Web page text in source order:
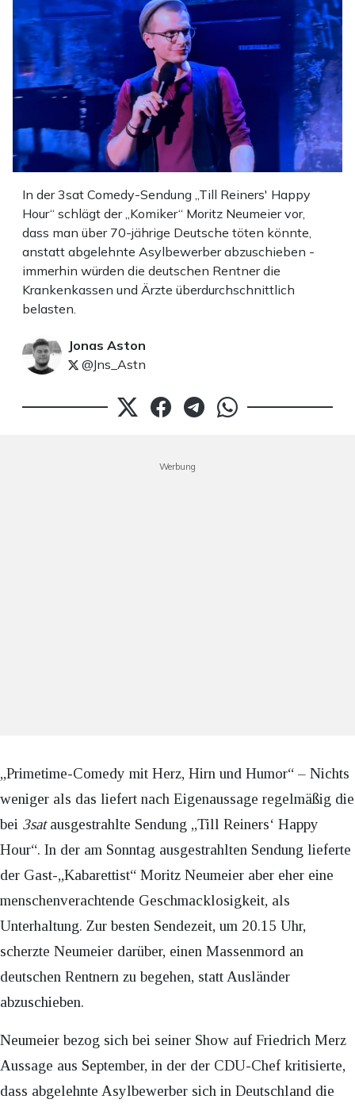
In der 3sat Comedy-Sendung „Till Reiners' Happy
Hour“ schlägt der „Komiker“ Moritz Neumeier vor,
dass man über 70-jährige Deutsche töten könnte,
anstatt abgelehnte Asylbewerber abzuschieben -
immerhin würden die deutschen Rentner die
Krankenkassen und Ärzte überdurchschnittlich
belasten.
Jonas Aston
@Jns_Astn
Werbung
„Primetime-Comedy mit Herz, Hirn und Humor“ – Nichts
weniger als das liefert nach Eigenaussage regelmäßig die
bei 3satausgestrahlte Sendung „Till Reiners‘ Happy
Hour“. In der am Sonntag ausgestrahlten Sendung lieferte
der Gast-„Kabarettist“ Moritz Neumeier aber eher eine
menschenverachtende Geschmacklosigkeit, als
Unterhaltung. Zur besten Sendezeit, um 20.15 Uhr,
scherzte Neumeier darüber, einen Massenmord an
deutschen Rentnern zu begehen, statt Ausländer
abzuschieben.
Neumeier bezog sich bei seiner Show auf Friedrich Merz
Aussage aus September, in der der CDU-Chef kritisierte,
dass abgelehnte Asylbewerber sich in Deutschland die